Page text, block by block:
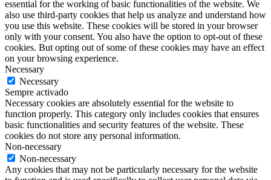
essential for the working of basic functionalities of the website. We
also use third-party cookies that help us analyze and understand how
you use this website. These cookies will be stored in your browser
only with your consent. You also have the option to opt-out of these
cookies. But opting out of some of these cookies may have an effect
on your browsing experience.
Necessary
Necessary
Sempre activado
Necessary cookies are absolutely essential for the website to
function properly. This category only includes cookies that ensures
basic functionalities and security features of the website. These
cookies do not store any personal information.
Non-necessary
Non-necessary
Any cookies that may not be particularly necessary for the website